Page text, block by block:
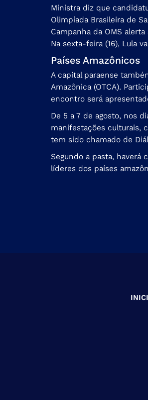
Ministra diz que
Olimpíada Brasileira de
Campanha da OMS
Na sexta-feira (16), Lula
Países Amazônicos
A capital paraense
Amazônica (OTCA).
encontro será
De 5 a 7 de agosto, nos
manifestações culturais,
tem sido chamado de
Segundo a pasta, haverá
líderes dos países